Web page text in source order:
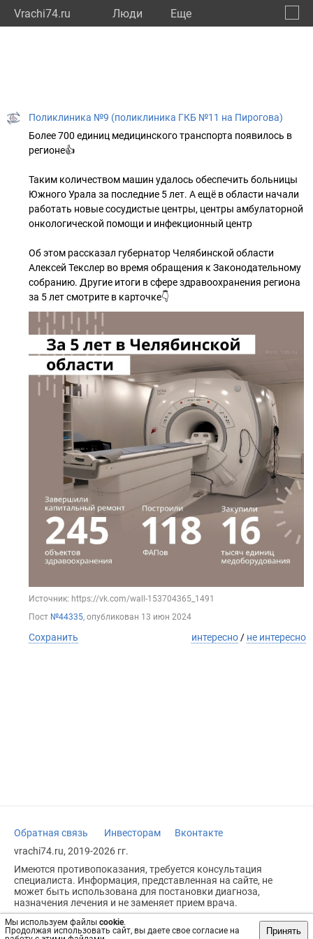
Vrachi74.ru Люди Eще
Мы используем файлы cookie.
Продолжая использовать сайт, вы даете свое согласие на
Принять
Поликлиника №9 (поликлиника ГКБ №11 на Пирогова)
Более 700 единиц медицинского транспорта появилось в
регионе👍
Таким количеством машин удалось обеспечить больницы
Южного Урала за последние 5 лет. А ещё в области начали
работать новые сосудистые центры, центры амбулаторной
онкологической помощи и инфекционный центр
Об этом рассказал губернатор Челябинской области
Алексей Текслер во время обращения к Законодательному
собранию. Другие итоги в сфере здравоохранения региона
за 5 лет смотрите в карточке👇
Источник: https://vk.com/wall-153704365_1491
Пост №44335, опубликован 13 июн 2024
Сохранить интересно / не интересно
Обратная связь Инвесторам
Вконтакте
vrachi74.ru, 2019-2026 гг.
Имеются противопоказания, требуется консультация
специалиста. Информация, представленная на сайте, не
может быть использована для постановки диагноза,
назначения лечения и не заменяет прием врача.
Возрастное ограничение: 18+